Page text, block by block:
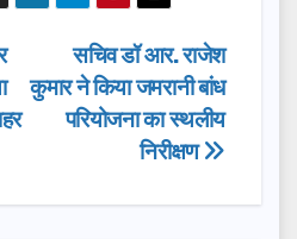
सचिव डॉ आर. राजेश
कुमार ने किया जमरानी बांध
परियोजना का स्थलीय
निरीक्षण